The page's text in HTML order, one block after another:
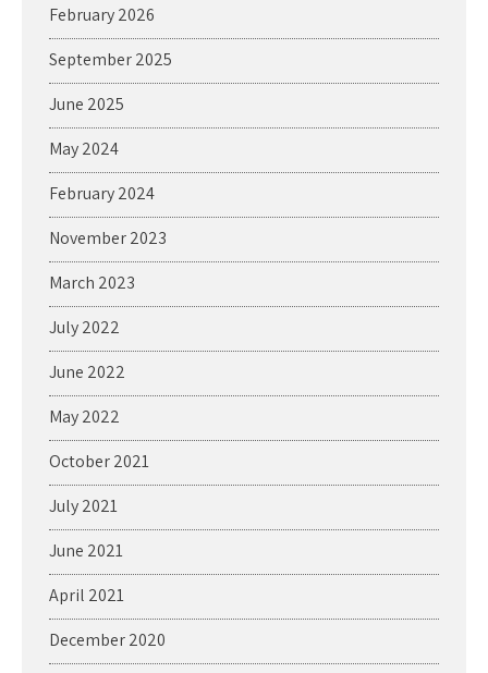
February 2026
September 2025
June 2025
May 2024
February 2024
November 2023
March 2023
July 2022
June 2022
May 2022
October 2021
July 2021
June 2021
April 2021
December 2020